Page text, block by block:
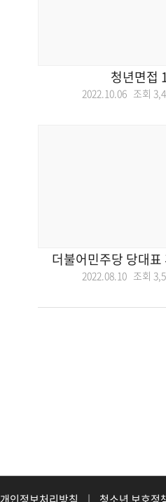
청년면접
2022.10.06 조회
더불어민주당 당대
2022.08.10 조회